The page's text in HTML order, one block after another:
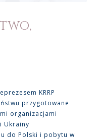
KRRP
przygotowane
organizacjami
Ukrainy
do Polski i pobytu w